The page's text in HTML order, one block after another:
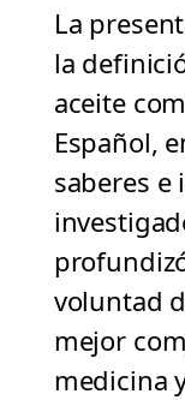
La
la
aceite
Español,
saberes e
voluntad
mejor
medicina